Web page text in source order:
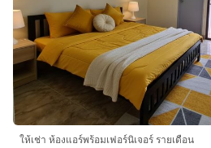
ให้เช่า ห้องแอร์พร้อมเฟอร์นิเจอร์ รายเดือน